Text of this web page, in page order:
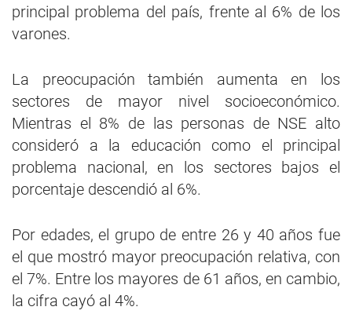
principal problema del país, frente al 6% de los
varones.
La preocupación también aumenta en los
sectores de mayor nivel socioeconómico.
Mientras el 8% de las personas de NSE alto
consideró a la educación como el principal
problema nacional, en los sectores bajos el
porcentaje descendió al 6%.
Por edades, el grupo de entre 26 y 40 años fue
el que mostró mayor preocupación relativa, con
el 7%. Entre los mayores de 61 años, en cambio,
la cifra cayó al 4%.